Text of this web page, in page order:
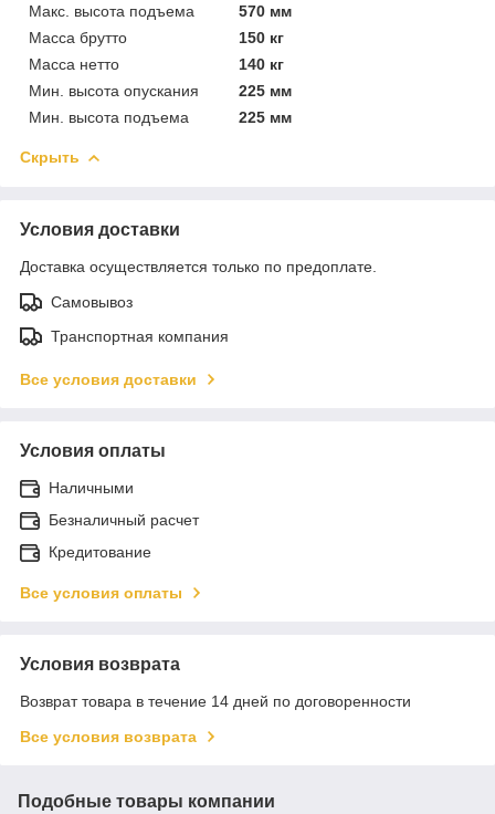
Макс. высота подъема
570 мм
Масса брутто
150 кг
Масса нетто
140 кг
Мин. высота опускания
225 мм
Мин. высота подъема
225 мм
Скрыть
Условия доставки
Доставка осуществляется только по предоплате.
Самовывоз
Транспортная компания
Все условия доставки
Условия оплаты
Наличными
Безналичный расчет
Кредитование
Все условия оплаты
Условия возврата
Возврат товара в течение 14 дней по договоренности
Все условия возврата
Подобные товары компании